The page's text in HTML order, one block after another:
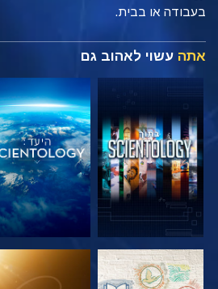
בעבודה או בבית.
אתה עשוי לאהוב גם